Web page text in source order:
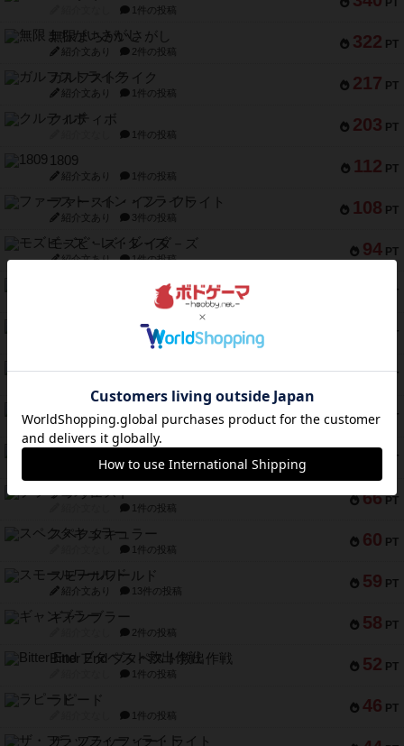
PT
1件の投稿
322 PT
無限まちがいさがし
紹介文あり 2件の投稿
217 PT
ガルフストライク
紹介文あり 1件の投稿
203 PT
クルティボ
1件の投稿
112 PT
1809
紹介文あり 1件の投稿
108 PT
ファースト・イン・フライト
紹介文あり 3件の投稿
94 PT
モズビ－ズ・レイダ－ズ
紹介文あり 1件の投稿
PT
2件の投稿
PT
2件の投稿
75 PT
宵と暁の呪文書
73 PT
紹介文あり 9件の投稿
73 PT
アマナイト
紹介文なし 1件の投稿
66 PT
ブラヴェスト
1件の投稿
60 PT
スペクタキュラー
1件の投稿
59 PT
スモールワールド
紹介文あり 13件の投稿
58 PT
ギャンブラー
2件の投稿
52 PT
Bitter End ブタペスト救出作戦
1件の投稿
46 PT
ラピード
1件の投稿
ザ・フラッフィー・ライト